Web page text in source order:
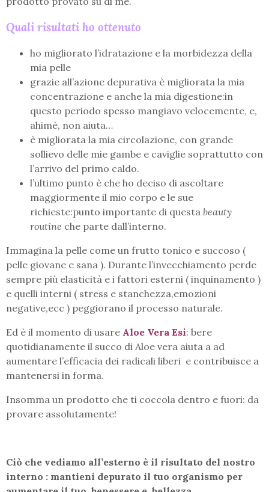
Quali risultati ho ottenuto
ho migliorato l’idratazione e la morbidezza della
mia pelle
grazie all’azione depurativa è migliorata la mia
concentrazione e anche la mia digestione:in
questo periodo spesso mangiavo velocemente, e,
ahimè, non aiuta…
è migliorata la mia circolazione, con grande
sollievo delle mie gambe e caviglie soprattutto con
l’arrivo del primo caldo.
l’ultimo punto è che ho deciso di ascoltare
maggiormente il mio corpo e le sue
richieste:punto importante di questa beauty
routine che parte dall’interno.
Immagina la pelle come un frutto tonico e succoso (
pelle giovane e sana ). Durante l’invecchiamento perde
sempre più elasticità e i fattori esterni ( inquinamento )
e quelli interni ( stress e stanchezza,emozioni
negative,ecc ) peggiorano il processo naturale.
Ed è il momento di usare Aloe Vera Esi: bere
quotidianamente il succo di Aloe vera aiuta a ad
aumentare l’efficacia dei radicali liberi e contribuisce a
mantenersi in forma.
Insomma un prodotto che ti coccola dentro e fuori: da
provare assolutamente!
Ciò che vediamo all’esterno è il risultato del nostro
interno : mantieni depurato il tuo organismo per